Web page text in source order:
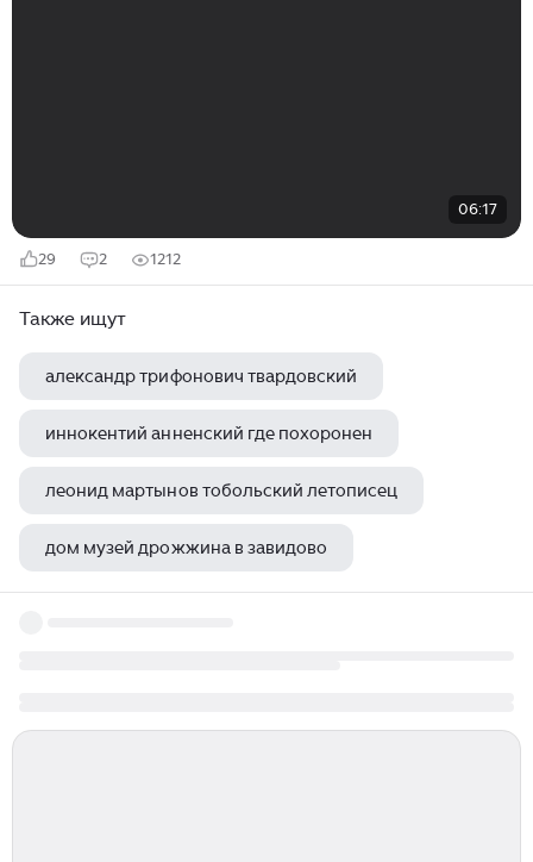
06:17
29 2 1212
Также ищут
александр трифонович твардовский
иннокентий анненский где похоронен
леонид мартынов тобольский летописец
дом музей дрожжина в завидово